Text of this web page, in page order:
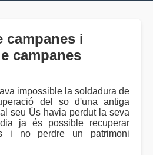
campanes i
campanes
impossible la soldadura de
del so d'una antiga
seu Ús havia perdut la seva
ja és possible recuperar
i no perdre un patrimoni